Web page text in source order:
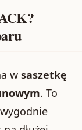
w saszetkę
. To